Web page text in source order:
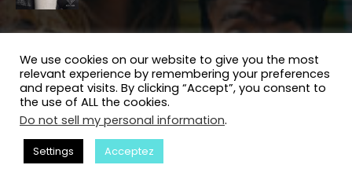
Petits Tatouages
We use cookies on our website to give you the most
relevant experience by remembering your preferences
and repeat visits. By clicking “Accept”, you consent to
the use of ALL the cookies.
Do not sell my personal information.
Settings Acceptez